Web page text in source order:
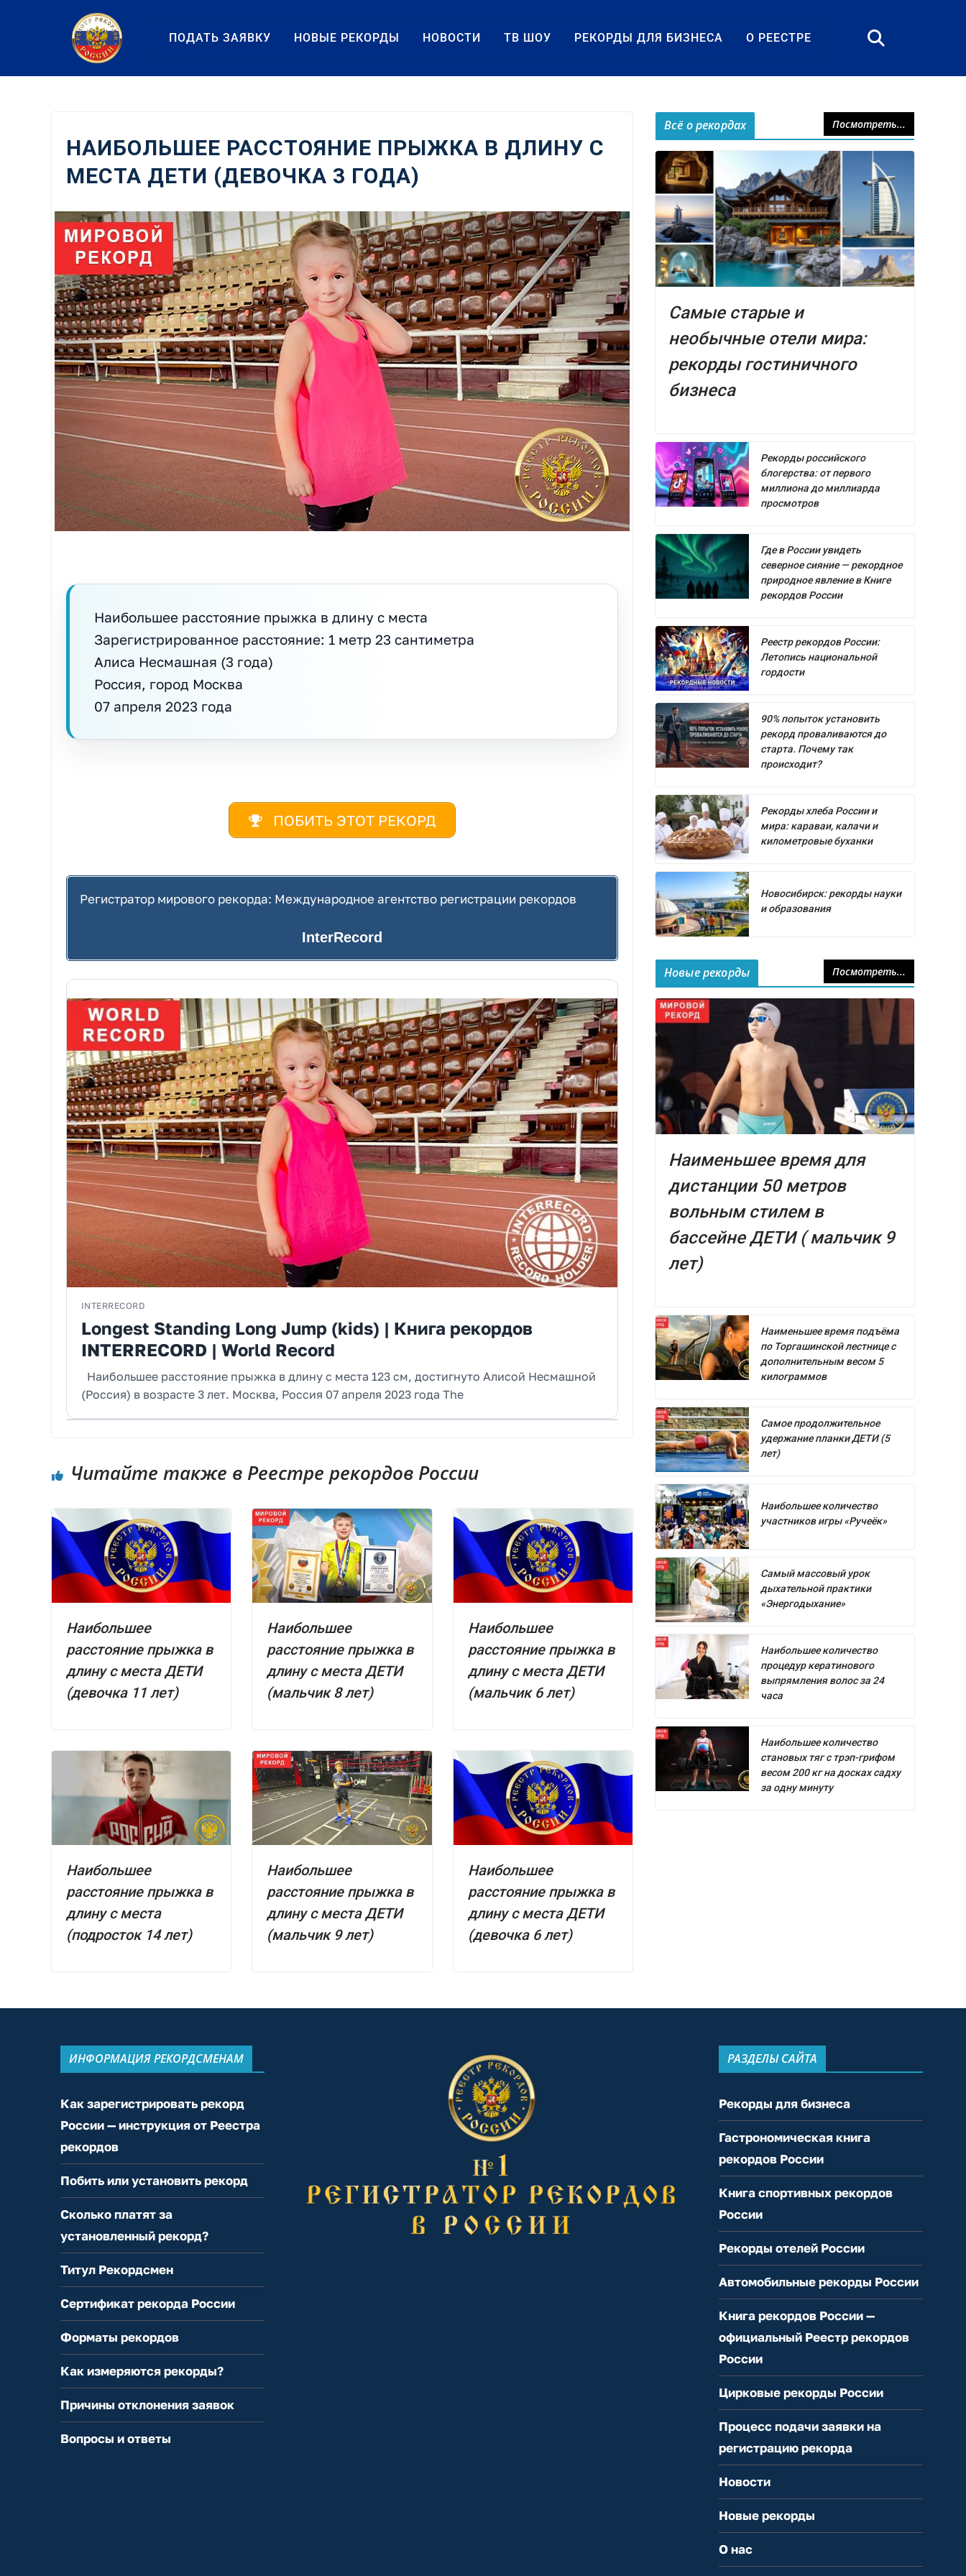
содержанию
ПОДАТЬ ЗАЯВКУ НОВЫЕ РЕКОРДЫ НОВОСТИ ТВ ШОУ РЕКОРДЫ ДЛЯ БИЗНЕСА О РЕЕСТРЕ
НАИБОЛЬШЕЕ РАССТОЯНИЕ ПРЫЖКА В ДЛИНУ С
МЕСТА ДЕТИ (ДЕВОЧКА 3 ГОДА)
Наибольшее расстояние прыжка в длину с места
Зарегистрированное расстояние: 1 метр 23 сантиметра
Алиса Несмашная (3 года)
Россия, город Москва
07 апреля 2023 года
ПОБИТЬ ЭТОТ РЕКОРД
Регистратор мирового рекорда: Международное агентство регистрации рекордов
InterRecord
INTERRECORD
Longest Standing Long Jump (kids) | Книга рекордов
INTERRECORD | World Record
Наибольшее расстояние прыжка в длину с места 123 см, достигнуто Алисой Несмашной
(Россия) в возрасте 3 лет. Москва, Россия 07 апреля 2023 года The
Читайте также в Реестре рекордов России
Наибольшее
расстояние прыжка в
длину с места ДЕТИ
(девочка 11 лет)
Наибольшее
расстояние прыжка в
длину с места ДЕТИ
(мальчик 8 лет)
Наибольшее
расстояние прыжка в
длину с места ДЕТИ
(мальчик 6 лет)
Наибольшее
расстояние прыжка в
длину с места
(подросток 14 лет)
Наибольшее
расстояние прыжка в
длину с места ДЕТИ
(мальчик 9 лет)
Наибольшее
расстояние прыжка в
длину с места ДЕТИ
(девочка 6 лет)
Всё о рекордах Посмотреть...
Самые старые и
необычные отели мира:
рекорды гостиничного
бизнеса
Рекорды российского
блогерства: от первого
миллиона до миллиарда
просмотров
Где в России увидеть
северное сияние — рекордное
природное явление в Книге
рекордов России
Реестр рекордов России:
Летопись национальной
гордости
90% попыток установить
рекорд проваливаются до
старта. Почему так
происходит?
Рекорды хлеба России и
мира: караваи, калачи и
километровые буханки
Новосибирск: рекорды науки
и образования
Новые рекорды Посмотреть...
Наименьшее время для
дистанции 50 метров
вольным стилем в
бассейне ДЕТИ ( мальчик 9
лет)
Наименьшее время подъёма
по Торгашинской лестнице с
дополнительным весом 5
килограммов
Самое продолжительное
удержание планки ДЕТИ (5
лет)
Наибольшее количество
участников игры «Ручеёк»
Самый массовый урок
дыхательной практики
«Энергодыхание»
Наибольшее количество
процедур кератинового
выпрямления волос за 24
часа
Наибольшее количество
становых тяг с трэп-грифом
весом 200 кг на досках садху
за одну минуту
ИНФОРМАЦИЯ РЕКОРДСМЕНАМ
Как зарегистрировать рекорд
России — инструкция от Реестра
рекордов
Побить или установить рекорд
Сколько платят за
установленный рекорд?
Титул Рекордсмен
Сертификат рекорда России
Форматы рекордов
Как измеряются рекорды?
Причины отклонения заявок
Вопросы и ответы
РАЗДЕЛЫ САЙТА
Рекорды для бизнеса
Гастрономическая книга
рекордов России
Книга спортивных рекордов
России
Рекорды отелей России
Автомобильные рекорды России
Книга рекордов России —
официальный Реестр рекордов
России
Цирковые рекорды России
Процесс подачи заявки на
регистрацию рекорда
Новости
Новые рекорды
О нас